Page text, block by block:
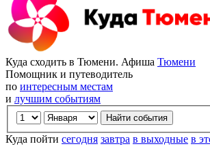
Куда сходить в Тюмени. Афиша Тюмени
Помощник и путеводитель
по интересным местам
и лучшим событиям
Куда пойти сегодня завтра в выходные в